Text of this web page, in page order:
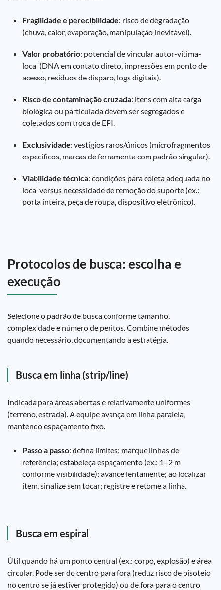
Fragilidade e perecibilidade: risco de degradação
(chuva, calor, evaporação, manipulação inevitável).
Valor probatório: potencial de vincular autor-vítima-
local (DNA em contato direto, impressões em ponto de
acesso, resíduos de disparo, logs digitais).
Risco de contaminação cruzada: itens com alta carga
biológica ou particulada devem ser segregados e
coletados com troca de EPI.
Exclusividade: vestígios raros/únicos (microfragmentos
específicos, marcas de ferramenta com padrão singular).
Viabilidade técnica: condições para coleta adequada no
local versus necessidade de remoção do suporte (ex.:
porta inteira, peça de roupa, dispositivo eletrônico).
Protocolos de busca: escolha e
execução
Selecione o padrão de busca conforme tamanho,
complexidade e número de peritos. Combine métodos
quando necessário, documentando a estratégia.
Busca em linha (strip/line)
Indicada para áreas abertas e relativamente uniformes
(terreno, estrada). A equipe avança em linha paralela,
mantendo espaçamento fixo.
Passo a passo: defina limites; marque linhas de
referência; estabeleça espaçamento (ex.: 1–2 m
conforme visibilidade); avance lentamente; ao localizar
item, sinalize sem tocar; registre e retome a linha.
Busca em espiral
Útil quando há um ponto central (ex.: corpo, explosão) e área
circular. Pode ser do centro para fora (reduz risco de pisoteio
no centro se já estiver protegido) ou de fora para o centro